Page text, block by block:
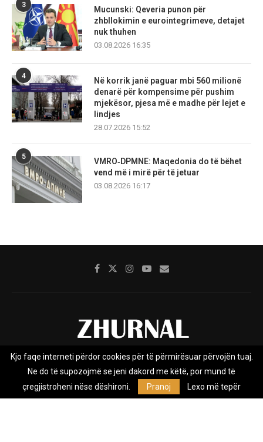
3
Mucunski: Qeveria punon për
zhbllokimin e eurointegrimeve, detajet
nuk thuhen
03.08.2026 16:35
4
Në korrik janë paguar mbi 560 milionë
denarë për kompensime për pushim
mjekësor, pjesa më e madhe për lejet e
lindjes
28.07.2026 15:52
5
VMRO‑DPMNE: Maqedonia do të bëhet
vend më i mirë për të jetuar
03.08.2026 16:17
Rreth nesh Impresumi Marketing
Privacy Policy
Zhurnal.mk është Agjenci e Lajmeve e pavarur, e themeluar në vitin
Kjo faqe interneti përdor cookies për të përmirësuar përvojën tuaj.
Ne do të supozojmë se jeni dakord me këtë, por mund të
çregjistroheni nëse dëshironi.
Pranoj Lexo më tepër